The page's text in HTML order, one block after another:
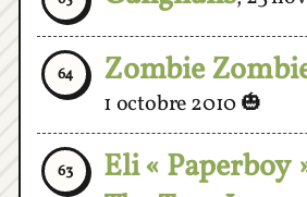
64 Zombie
1 octobre 2010🎃
63
Eli « Paperboy
The True